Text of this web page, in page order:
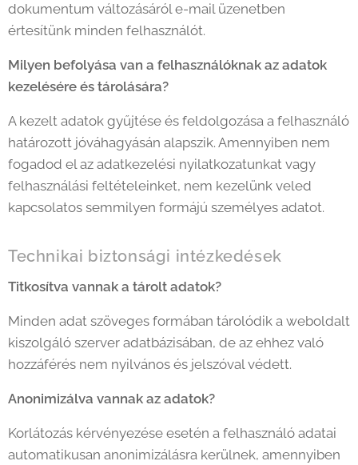
dokumentum változásáról e-mail üzenetben
értesítünk minden felhasználót.
Milyen befolyása van a felhasználóknak az adatok
kezelésére és tárolására?
A kezelt adatok gyűjtése és feldolgozása a felhasználó
határozott jóváhagyásán alapszik. Amennyiben nem
fogadod el az adatkezelési nyilatkozatunkat vagy
felhasználási feltételeinket, nem kezelünk veled
kapcsolatos semmilyen formájú személyes adatot.
Technikai biztonsági intézkedések
Titkosítva vannak a tárolt adatok?
Minden adat szöveges formában tárolódik a weboldalt
kiszolgáló szerver adatbázisában, de az ehhez való
hozzáférés nem nyilvános és jelszóval védett.
Anonimizálva vannak az adatok?
Korlátozás kérvényezése esetén a felhasználó adatai
automatikusan anonimizálásra kerülnek, amennyiben